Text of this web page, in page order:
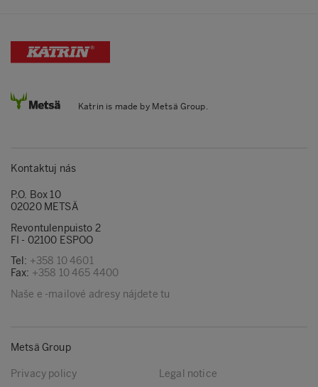
Katrin is made by Metsä Group.
Kontaktuj nás
P.O. Box 10
02020 METSÄ
Revontulenpuisto 2
FI - 02100 ESPOO
Tel: +358 10 4601
Fax: +358 10 465 4400
Naše e -mailové adresy nájdete tu
Metsä Group
Privacy policy Legal notice